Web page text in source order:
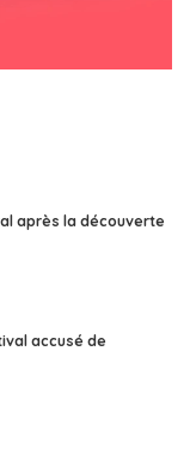
après la découverte
accusé de